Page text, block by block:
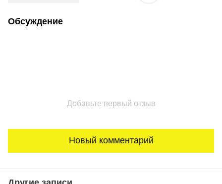
Обсуждение
Добавьте первый отзыв
Новый комментарий